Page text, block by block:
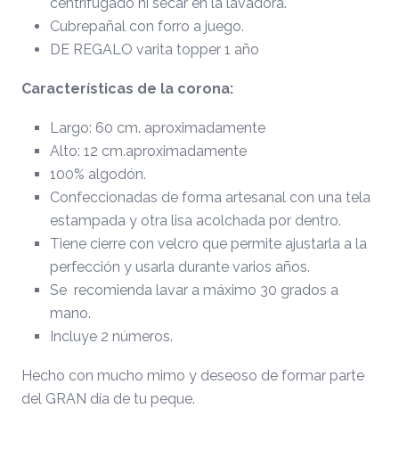
Cubrepañal con forro a juego.
DE REGALO varita topper 1 año
Características de la corona:
Largo: 60 cm. aproximadamente
Alto: 12 cm.aproximadamente
100% algodón.
Confeccionadas de forma artesanal con una tela
estampada y otra lisa acolchada por dentro.
Tiene cierre con velcro que permite ajustarla a la
perfección y usarla durante varios años.
Se recomienda lavar a máximo 30 grados a
mano.
Incluye 2 números.
Hecho con mucho mimo y deseoso de formar parte
del GRAN día de tu peque.